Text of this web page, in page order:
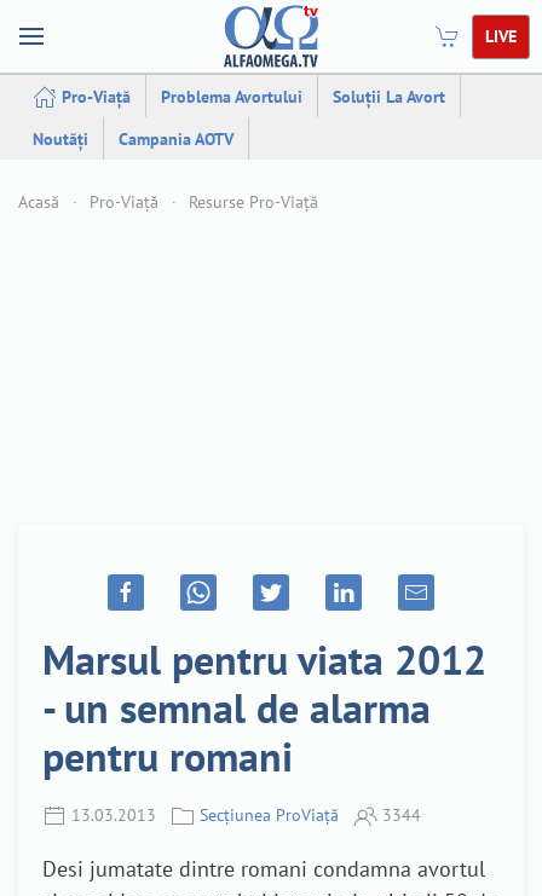
LIVE
Pro-Viață Problema Avortului
Soluții La Avort
Noutăți
Campania AOTV
Acasă Pro-Viață Resurse Pro-Viață
Marsul pentru viata 2012
- un semnal de alarma
pentru romani
13.03.2013 Secțiunea ProViață 3344
Desi jumatate dintre romani condamna avortul